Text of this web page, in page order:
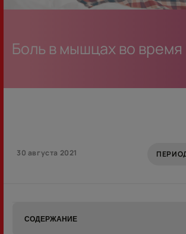
Боль в мышцах во
30 августа 2021
СОДЕРЖАНИЕ